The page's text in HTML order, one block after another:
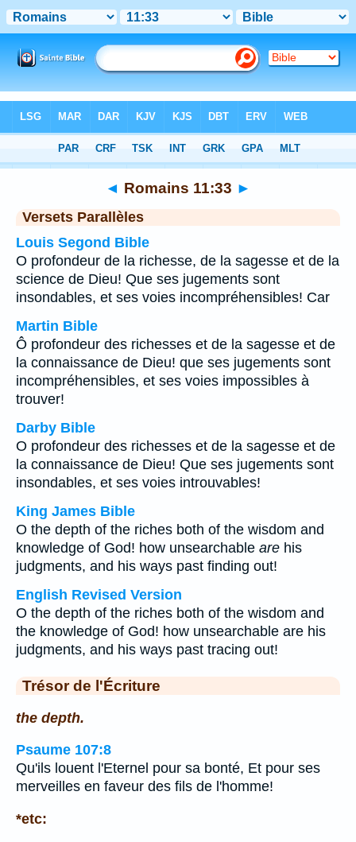
Chapitre 11> Verset 33
◄ Romains 11:33 ►
Versets Parallèles
Louis Segond Bible
O profondeur de la richesse, de la sagesse et de la
science de Dieu! Que ses jugements sont
insondables, et ses voies incompréhensibles! Car
Martin Bible
Ô profondeur des richesses et de la sagesse et de
la connaissance de Dieu! que ses jugements sont
incompréhensibles, et ses voies impossibles à
trouver!
Darby Bible
O profondeur des richesses et de la sagesse et de
la connaissance de Dieu! Que ses jugements sont
insondables, et ses voies introuvables!
King James Bible
O the depth of the riches both of the wisdom and
knowledge of God! how unsearchable are his
judgments, and his ways past finding out!
English Revised Version
O the depth of the riches both of the wisdom and
the knowledge of God! how unsearchable are his
judgments, and his ways past tracing out!
Trésor de l'Écriture
the depth.
Psaume 107:8
Qu'ils louent l'Eternel pour sa bonté, Et pour ses
merveilles en faveur des fils de l'homme!
*etc: